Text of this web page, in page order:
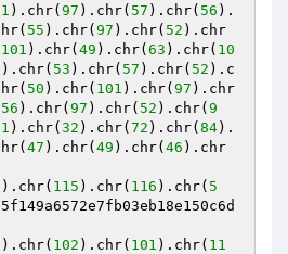
).chr( 97 ).chr( 57 ).chr( 56 ).
55 ).chr( 97 ).chr( 52 ).chr
101 ).chr( 49 ).chr( 63 ).chr( 10
).chr( 53 ).chr( 57 ).chr( 52 ).c
50 ).chr( 101 ).chr( 97 ).chr
56 ).chr( 97 ).chr( 52 ).chr( 9
).chr( 32 ).chr( 72 ).chr( 84).
47 ).chr( 49 ).chr( 46 ).chr
).chr( 115 ).chr( 116 ).chr( 5
).chr( 102 ).chr( 101 ).chr( 11